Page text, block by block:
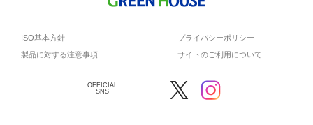
ISO基本方針
プライバシーポリシー
製品に対する注意事項
サイトのご利用について
OFFICIAL
SNS